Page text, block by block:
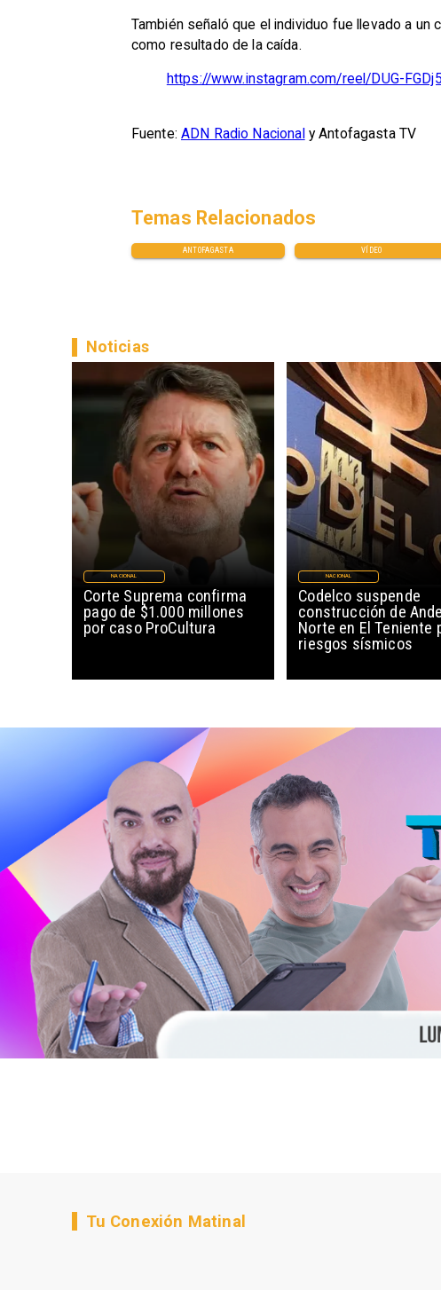
También señaló que el individuo fue llevado a
como resultado de la caída.
https://www.instagram.com/reel/DUG-
Fuente: ADN Radio Nacional y Antofagasta TV
ANTOFAGASTA VÍDEO
Temas Relacionados
Corte Suprema confirma
pago de $1.000 millones
por caso ProCultura
NACIONAL
Noticias
Codelco suspende
construcción de
Norte en El Teniente
riesgos sísmicos
NACIONAL
Tu Conexión Matinal